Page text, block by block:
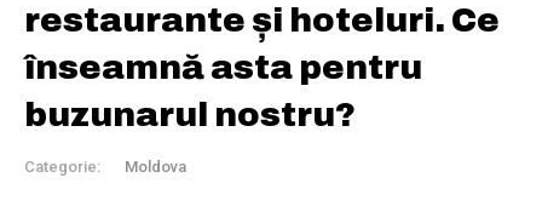
restaurante și hoteluri. Ce
înseamnă asta pentru
buzunarul nostru?
Categorie: Moldova